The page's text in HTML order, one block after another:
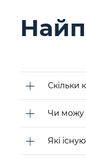
Скільки
Чи можу
Які